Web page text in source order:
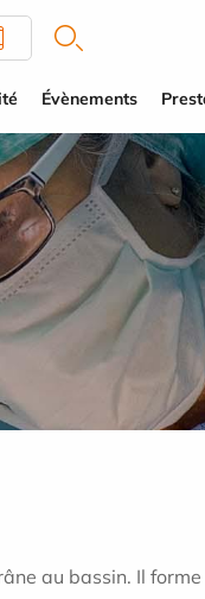
Évènements
au bassin. Il